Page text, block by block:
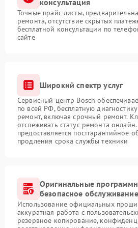
консультация
Точные прайс-листы,
ремонта, отсутствие скрытых
бесплатной консультации по
сайте
Широкий спектр услуг
Сервисный центр Bosch
по всей РФ, бесплатную
ремонт, включая срочный ремонт.
отслеживать статус ремонта
предоставляется постгарантийное
продления срока службы техники
Оригинальные
безопасное
Использование официальных
аккуратная работа с
резервное копирование,